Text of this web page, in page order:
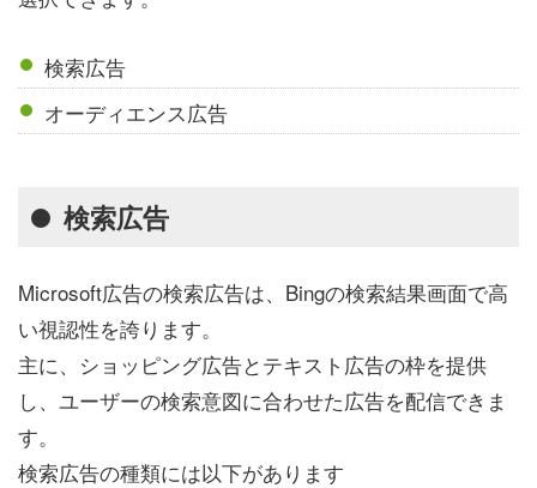
検索広告
オーディエンス広告
検索広告
Microsoft広告の検索広告は、Bingの検索結果画面で高
い視認性を誇ります。
主に、ショッピング広告とテキスト広告の枠を提供
し、ユーザーの検索意図に合わせた広告を配信できま
す。
検索広告の種類には以下があります